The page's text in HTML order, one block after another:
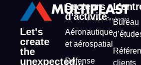
Let's
create
the
unexpected...
Secteurs
d’activité
Aéronautique
et aérospatial
Défense
Bureau
clients